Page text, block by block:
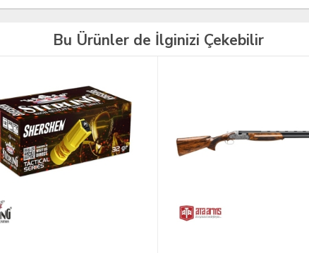
Bu Ürünler de İlginizi Çekebilir